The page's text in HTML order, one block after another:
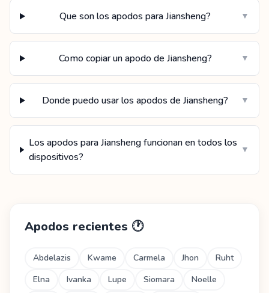
Que son los apodos para Jiansheng? ▼
Como copiar un apodo de Jiansheng? ▼
Donde puedo usar los apodos de Jiansheng? ▼
Los apodos para Jiansheng funcionan en todos los
dispositivos?
▼
Apodos recientes 🕐
Abdelazis Kwame Carmela Jhon
Ruht
Elna
Ivanka Lupe Siomara
Noelle